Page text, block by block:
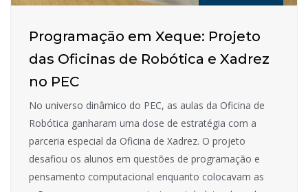
Programação em Xeque: Projeto
das Oficinas de Robótica e Xadrez
no PEC
No universo dinâmico do PEC, as aulas da Oficina de
Robótica ganharam uma dose de estratégia com a
parceria especial da Oficina de Xadrez. O projeto
desafiou os alunos em questões de programação e
pensamento computacional enquanto colocavam as